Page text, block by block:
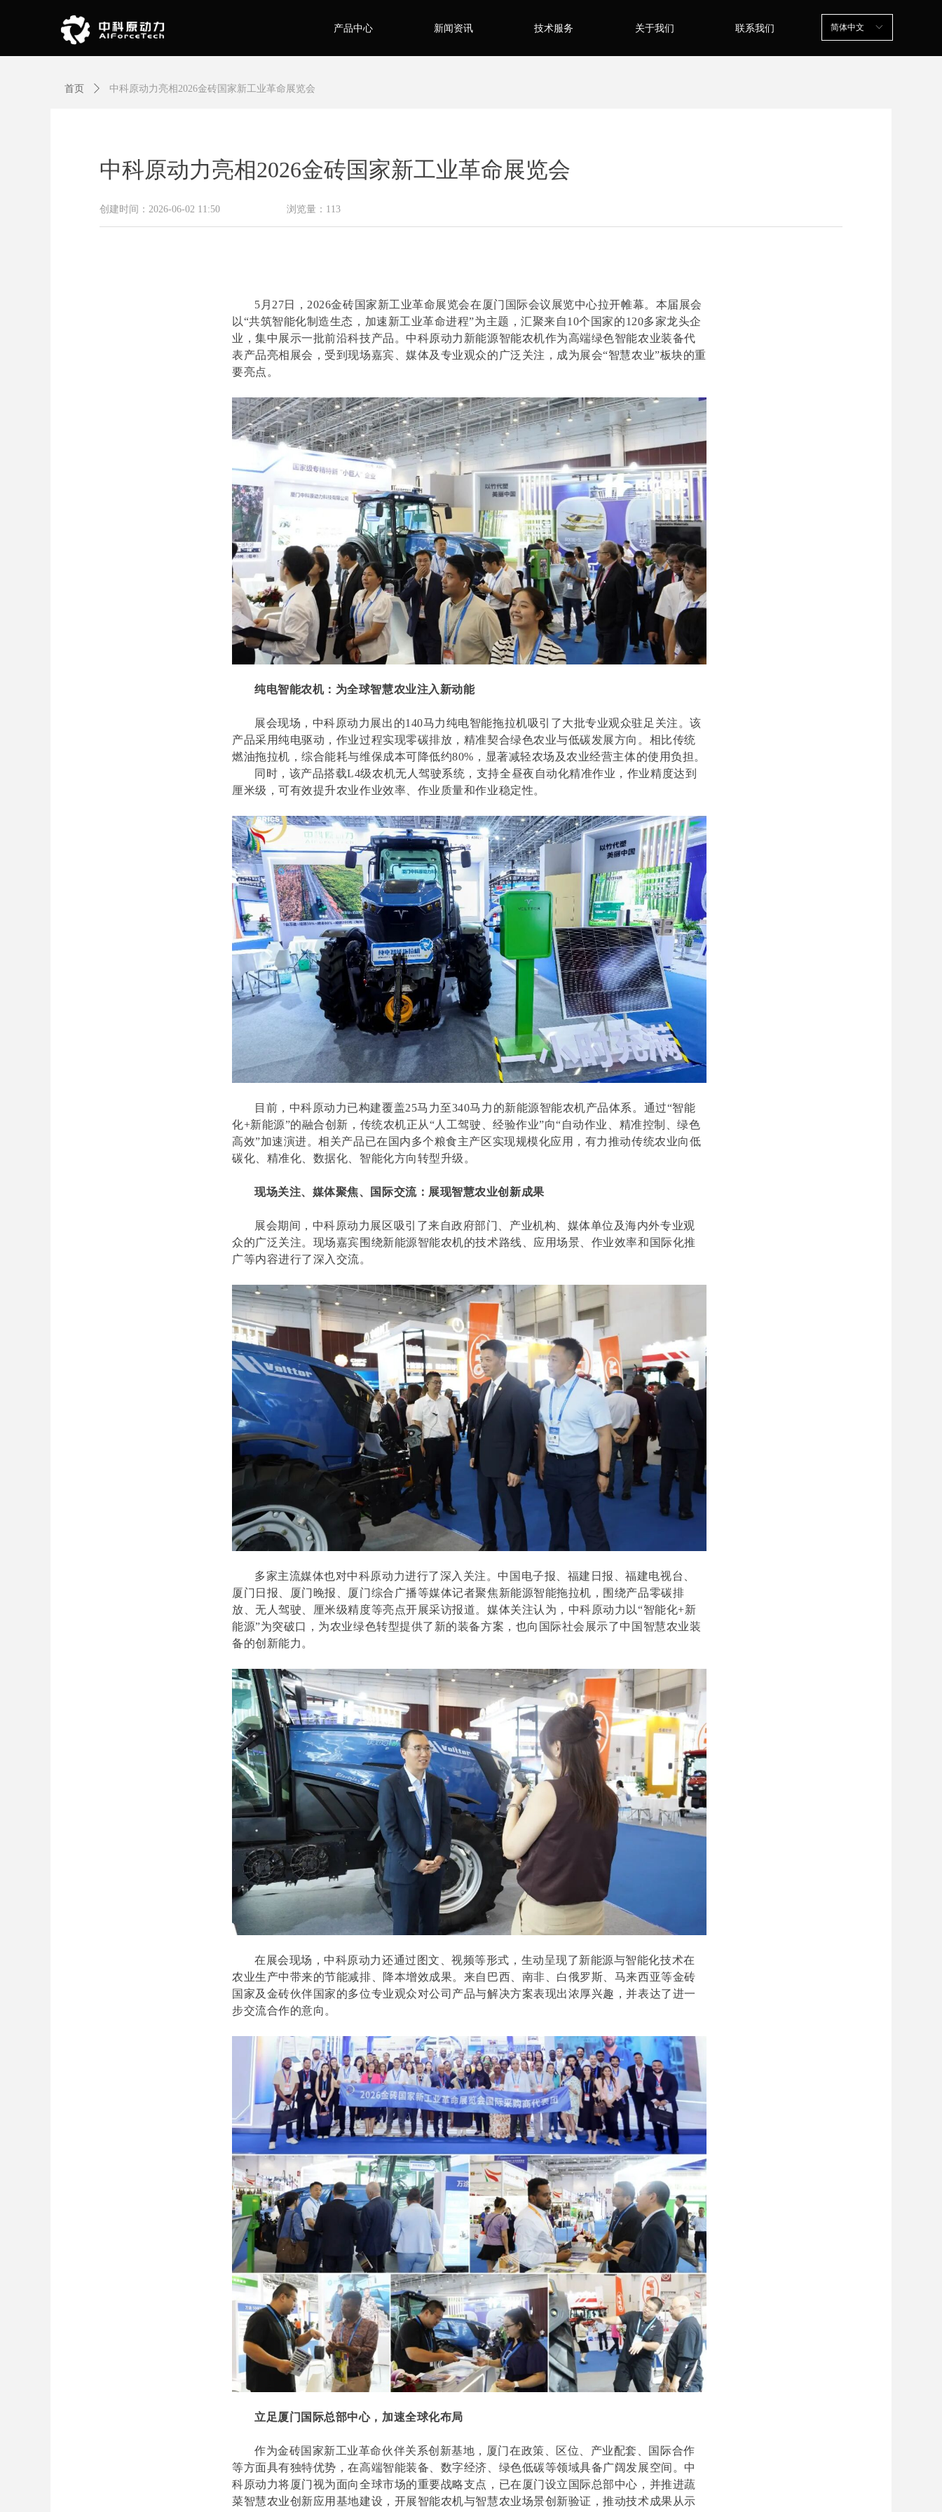
产品中心 新闻资讯 技术服务 关于我们 联系我们 ꀅ
简体中文
中科原动力亮相2026金砖国家新工业革命展览会
5月27日，2026金砖国家新工业革命展览会在厦门国际会议展览中心拉开帷幕。本届展会
以“共筑智能化制造生态，加速新工业革命进程”为主题，汇聚来自10个国家的120多家龙头企
业，集中展示一批前沿科技产品。中科原动力新能源智能农机作为高端绿色智能农业装备代
表产品亮相展会，受到现场嘉宾、媒体及专业观众的广泛关注，成为展会“智慧农业”板块的重
要亮点。
纯电智能农机：为全球智慧农业注入新动能
展会现场，中科原动力展出的140马力纯电智能拖拉机吸引了大批专业观众驻足关注。该
产品采用纯电驱动，作业过程实现零碳排放，精准契合绿色农业与低碳发展方向。相比传统
燃油拖拉机，综合能耗与维保成本可降低约80%，显著减轻农场及农业经营主体的使用负担。
同时，该产品搭载L4级农机无人驾驶系统，支持全昼夜自动化精准作业，作业精度达到
厘米级，可有效提升农业作业效率、作业质量和作业稳定性。
目前，中科原动力已构建覆盖25马力至340马力的新能源智能农机产品体系。通过“智能
化+新能源”的融合创新，传统农机正从“人工驾驶、经验作业”向“自动作业、精准控制、绿色
高效”加速演进。相关产品已在国内多个粮食主产区实现规模化应用，有力推动传统农业向低
碳化、精准化、数据化、智能化方向转型升级。
现场关注、媒体聚焦、国际交流：展现智慧农业创新成果
展会期间，中科原动力展区吸引了来自政府部门、产业机构、媒体单位及海内外专业观
众的广泛关注。现场嘉宾围绕新能源智能农机的技术路线、应用场景、作业效率和国际化推
广等内容进行了深入交流。
多家主流媒体也对中科原动力进行了深入关注。中国电子报、福建日报、福建电视台、
厦门日报、厦门晚报、厦门综合广播等媒体记者聚焦新能源智能拖拉机，围绕产品零碳排
放、无人驾驶、厘米级精度等亮点开展采访报道。媒体关注认为，中科原动力以“智能化+新
能源”为突破口，为农业绿色转型提供了新的装备方案，也向国际社会展示了中国智慧农业装
备的创新能力。
在展会现场，中科原动力还通过图文、视频等形式，生动呈现了新能源与智能化技术在
农业生产中带来的节能减排、降本增效成果。来自巴西、南非、白俄罗斯、马来西亚等金砖
国家及金砖伙伴国家的多位专业观众对公司产品与解决方案表现出浓厚兴趣，并表达了进一
步交流合作的意向。
立足厦门国际总部中心，加速全球化布局
作为金砖国家新工业革命伙伴关系创新基地，厦门在政策、区位、产业配套、国际合作
等方面具有独特优势，在高端智能装备、数字经济、绿色低碳等领域具备广阔发展空间。中
科原动力将厦门视为面向全球市场的重要战略支点，已在厦门设立国际总部中心，并推进蔬
菜智慧农业创新应用基地建设，开展智能农机与智慧农业场景创新验证，推动技术成果从示
创建时间： 2026-06-02 11:50 浏览量： 113
首页 ꄲ 中科原动力亮相2026金砖国家新工业革命展览会